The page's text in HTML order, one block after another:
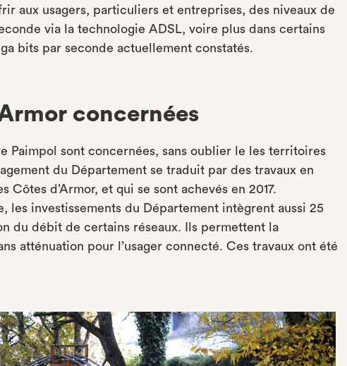
aux usagers, particuliers et entreprises, des niveaux de
via la technologie ADSL, voire plus dans certains
bits par seconde actuellement constatés.
concernées
Paimpol sont concernées, sans oublier le les territoires
du Département se traduit par des travaux en
d’Armor, et qui se sont achevés en 2017.
les investissements du Département intègrent aussi 25
du débit de certains réseaux. Ils permettent la
atténuation pour l’usager connecté. Ces travaux ont été